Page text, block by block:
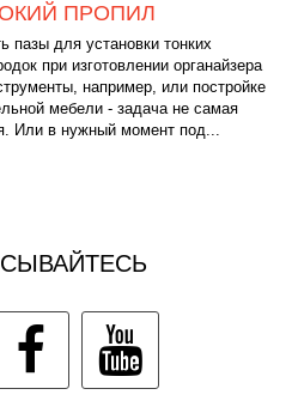
ПРОПИЛ
пазы для установки тонких
при изготовлении органайзера
например, или постройке
мебели - задача не самая
Или в нужный момент под...